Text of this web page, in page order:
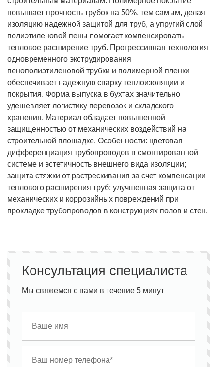
повышает прочность трубок на 50%, тем самым, делая
изоляцию надежной защитой для труб, а упругий слой
полиэтиленовой пены помогает компенсировать
тепловое расширение труб. Прогрессивная технология
одновременного экструдирования
пенополиэтиленовой трубки и полимерной пленки
обеспечивает надежную сварку теплоизоляции и
покрытия. Форма выпуска в бухтах значительно
удешевляет логистику перевозок и складского
хранения. Материал обладает повышенной
защищенностью от механических воздействий на
строительной площадке. Особенности: цветовая
дифференциация трубопроводов в смонтированной
системе и эстетичность внешнего вида изоляции;
защита стяжки от растрескивания за счет компенсации
теплового расширения труб; улучшенная защита от
механических и коррозийных повреждений при
прокладке трубопроводов в конструкциях полов и стен.
Консультация специалиста
Мы свяжемся с вами в течение 5 минут